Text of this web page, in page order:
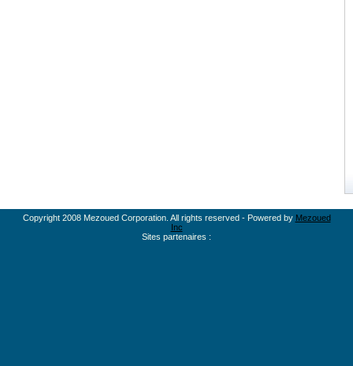
Copyright 2008 Mezoued Corporation. All rights reserved - Powered by Mezoued
Inc
Sites partenaires :